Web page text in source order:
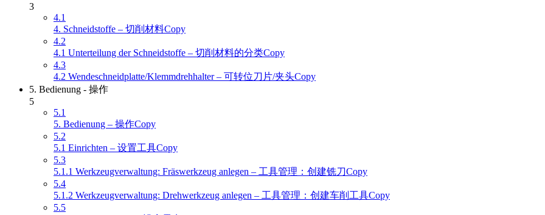
3
4.1
4. Schneidstoffe – 切削材料Copy
4.2
4.1 Unterteilung der Schneidstoffe – 切削材料的分类Copy
4.3
4.2 Wendeschneidplatte/Klemmdrehhalter – 可转位刀片/夹头Copy
5. Bedienung - 操作
5
5.1
5. Bedienung – 操作Copy
5.2
5.1 Einrichten – 设置工具Copy
5.3
5.1.1 Werkzeugverwaltung: Fräswerkzeug anlegen – 工具管理：创建铣刀Copy
5.4
5.1.2 Werkzeugverwaltung: Drehwerkzeug anlegen – 工具管理：创建车削工具Copy
5.5